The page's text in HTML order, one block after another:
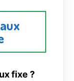
fixe ?